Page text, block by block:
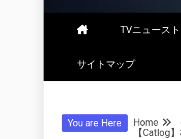
TVニュース
サイトマップ
You are Here Home
【Catlog